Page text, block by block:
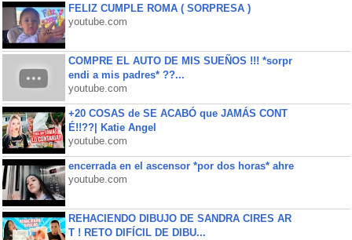
FELIZ CUMPLE ROMA ( SORPRESA )
youtube.com
COMPRE EL AUTO DE MIS SUEÑOS !!! *sorpr
endi a mis padres* ??...
youtube.com
+20 COSAS de SE ACABÓ que JAMÁS CONT
É!!??| Katie Angel
youtube.com
encerrada en el ascensor *por dos horas* ahre
youtube.com
REHACIENDO DIBUJO DE SANDRA CIRES AR
T ! RETO DIFÍCIL DE DIBU...